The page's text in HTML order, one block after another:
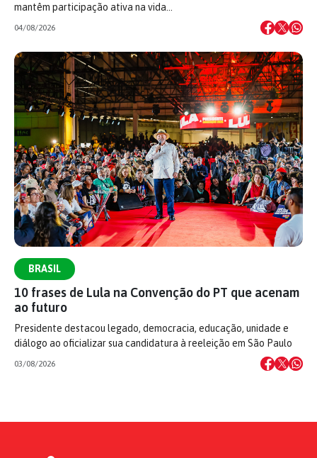
mantêm participação ativa na vida…
04/08/2026
BRASIL
10 frases de Lula na Convenção do PT que acenam
ao futuro
Presidente destacou legado, democracia, educação, unidade e
diálogo ao oficializar sua candidatura à reeleição em São Paulo
03/08/2026